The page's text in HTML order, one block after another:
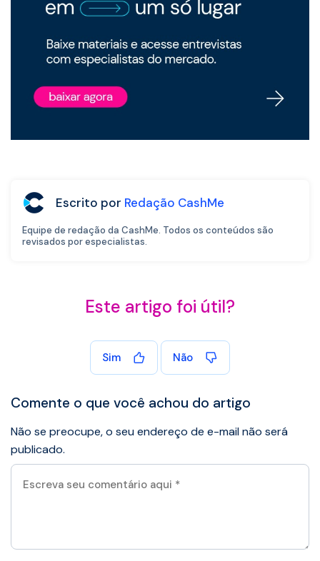
Escrito por Redação CashMe
Equipe de redação da CashMe. Todos os conteúdos são
revisados por especialistas.
Este artigo foi útil?
Sim Não
Comente o que você achou do artigo
Não se preocupe, o seu endereço de e-mail não será
publicado.
Escreva
seu